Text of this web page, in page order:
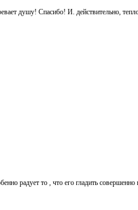
душу! Спасибо! И. действительно,
радует то , что его гладить совершенно не